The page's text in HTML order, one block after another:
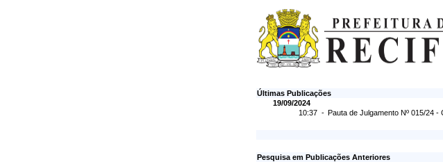
Últimas Publicações
19/09/2024
10:37 - Pauta de Julgamento Nº 015/24 -
Pesquisa em Publicações Anteriores